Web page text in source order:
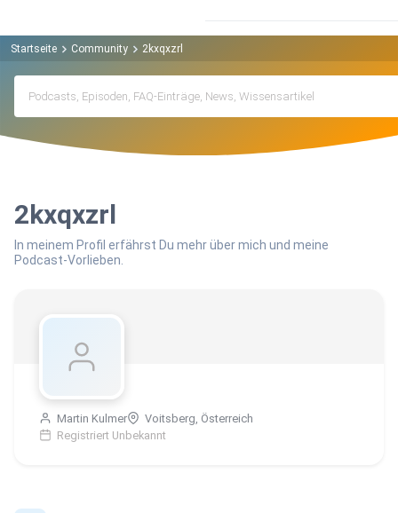
Startseite Community 2kxqxzrl
2kxqxzrl
In meinem Profil erfährst Du mehr über mich und meine
Podcast-Vorlieben.
Martin Kulmer
Voitsberg, Österreich
Registriert Unbekannt